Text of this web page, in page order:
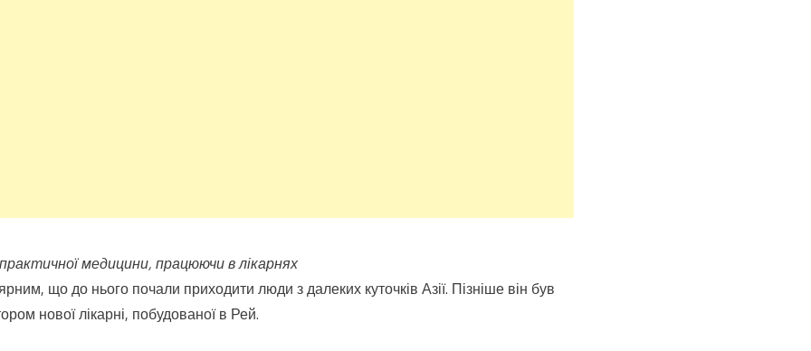
медицини, працюючи в лікарнях
що до нього почали приходити люди з далеких куточків Азії. Пізніше він був
нової лікарні, побудованої в Рей.